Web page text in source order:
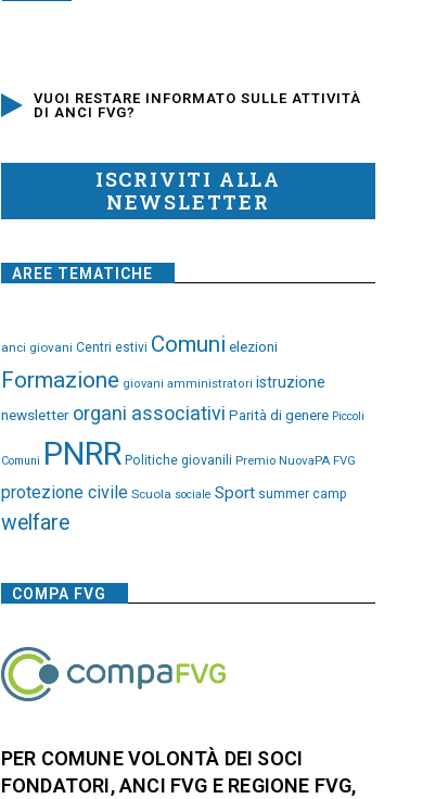
VUOI RESTARE INFORMATO SULLE ATTIVITÀ
DI ANCI FVG?
ISCRIVITI ALLA
NEWSLETTER
AREE TEMATICHE
anci giovani Centri estivi Comuni elezioni
Formazione giovani amministratori istruzione
newsletter organi associativi Parità di genere Piccoli
Comuni PNRR Politiche giovanili Premio NuovaPA FVG
protezione civile Scuola sociale Sport summer camp
welfare
COMPA FVG
PER COMUNE VOLONTÀ DEI SOCI
FONDATORI, ANCI FVG E REGIONE FVG,